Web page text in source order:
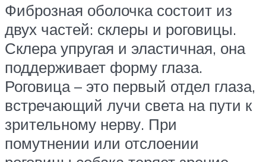
Фиброзная оболочка состоит из
двух частей: склеры и роговицы.
Склера упругая и эластичная, она
поддерживает форму глаза.
Роговица – это первый отдел глаза,
встречающий лучи света на пути к
зрительному нерву. При
помутнении или отслоении